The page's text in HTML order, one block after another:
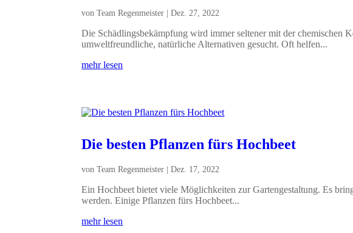
vonTeam Regenmeister |Dez. 27, 2022
Die Schädlingsbekämpfung wird immer seltener mit der chemischen
umweltfreundliche, natürliche Alternativen gesucht. Oft helfen...
mehr lesen
Die besten Pflanzen fürs Hochbeet
vonTeam Regenmeister |Dez. 17, 2022
Ein Hochbeet bietet viele Möglichkeiten zur Gartengestaltung. Es
werden. Einige Pflanzen fürs Hochbeet...
mehr lesen